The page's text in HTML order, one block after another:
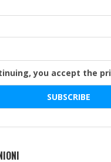
you accept the